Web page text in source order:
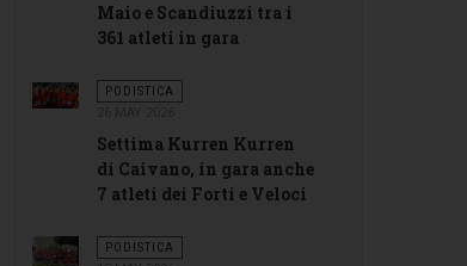
Maio e Scandiuzzi tra i
361 atleti in gara
PODISTICA
Settima Kurren Kurren
di Caivano, in gara anche
7 atleti dei Forti e Veloci
PODISTICA